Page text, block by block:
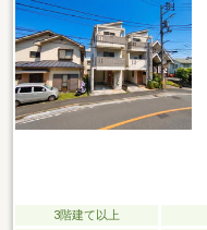
3階建て以上